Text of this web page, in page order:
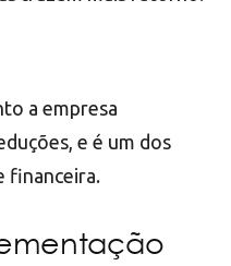
a empresa
e é um dos
financeira.